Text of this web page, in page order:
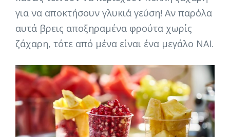
για να αποκτήσουν γλυκιά γεύση! Αν παρόλα
αυτά βρεις αποξηραμένα φρούτα χωρίς
ζάχαρη, τότε από μένα είναι ένα μεγάλο ΝΑΙ.